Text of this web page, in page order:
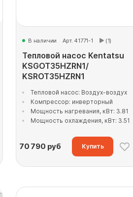
В наличии Арт. 41771-1 (1)
Тепловой насос Kentatsu
KSGOT35HZRN1/
KSROT35HZRN1
Тепловой насос: Воздух-воздух
Компрессор: инверторный
Мощность нагревания, кВт: 3.81
Мощность охлаждения, кВт: 3.51
70 790 руб Купить